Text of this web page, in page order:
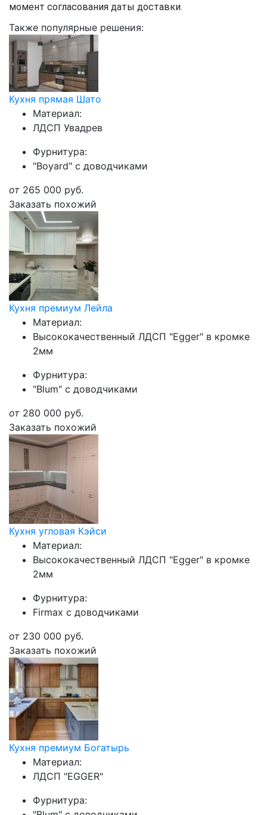
момент согласования даты доставки.
Также популярные решения:
Кухня прямая Шато
Материал:
ЛДСП Увадрев
Фурнитура:
"Boyard" с доводчиками
от 265 000 руб.
Заказать похожий
Кухня премиум Лейла
Материал:
Высококачественный ЛДСП "Egger" в кромке
2мм
Фурнитура:
"Blum" с доводчиками
от 280 000 руб.
Заказать похожий
Кухня угловая Кэйси
Материал:
Высококачественный ЛДСП "Egger" в кромке
2мм
Фурнитура:
Firmax с доводчиками
от 230 000 руб.
Заказать похожий
Кухня премиум Богатырь
Материал:
ЛДСП "EGGER"
Фурнитура: